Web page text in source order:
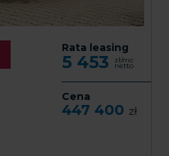
Rata leasing
5 453 zł/mc
netto
Cena
447 400 zł